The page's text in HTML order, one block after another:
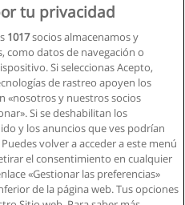
de Automóviles
Superior CIIDECO
tu privacidad
1017socios almacenamos y
como datos de navegación o
Si seleccionas Acepto,
de rastreo apoyen los
«nosotros y nuestros socios
Si se deshabilitan los
y los anuncios que ves podrían
volver a acceder a este menú
el consentimiento en cualquier
«Gestionar las preferencias»
de la página web. Tus opciones